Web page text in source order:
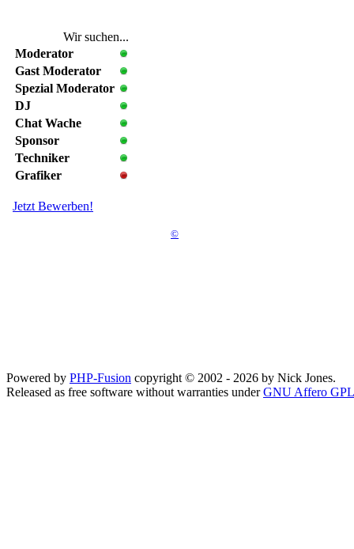
Wir suchen...
Moderator
Gast Moderator
Spezial Moderator
DJ
Chat Wache
Sponsor
Techniker
Grafiker
Jetzt Bewerben!
©
Powered by PHP-Fusion copyright © 2002 - 2026 by Nick Jones.
Released as free software without warranties underGNU Affero GPL